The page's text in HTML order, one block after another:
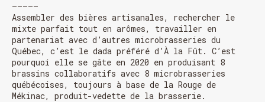
—————
Assembler des bières artisanales, rechercher le
mixte parfait tout en arômes, travailler en
partenariat avec d’autres microbrasseries du
Québec, c’est le dada préféré d’À la Fût. C’est
pourquoi elle se gâte en 2020 en produisant 8
brassins collaboratifs avec 8 microbrasseries
québécoises, toujours à base de la Rouge de
Mékinac, produit-vedette de la brasserie.